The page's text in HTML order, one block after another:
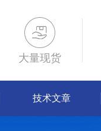
大量现货
技术文章